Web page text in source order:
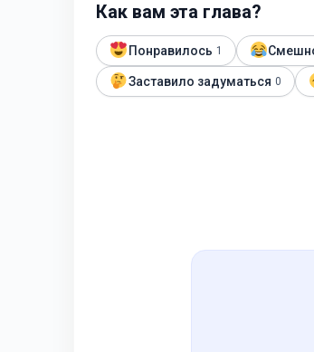
Как вам эта глава?
Понравилось 1
Заставило задуматься 0